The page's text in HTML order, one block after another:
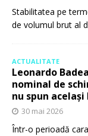
Stabilitatea pe
de volumul brut al
ACTUALITATE
Leonardo
nominal de
nu spun același
30 mai 2026
Într-o perioadă